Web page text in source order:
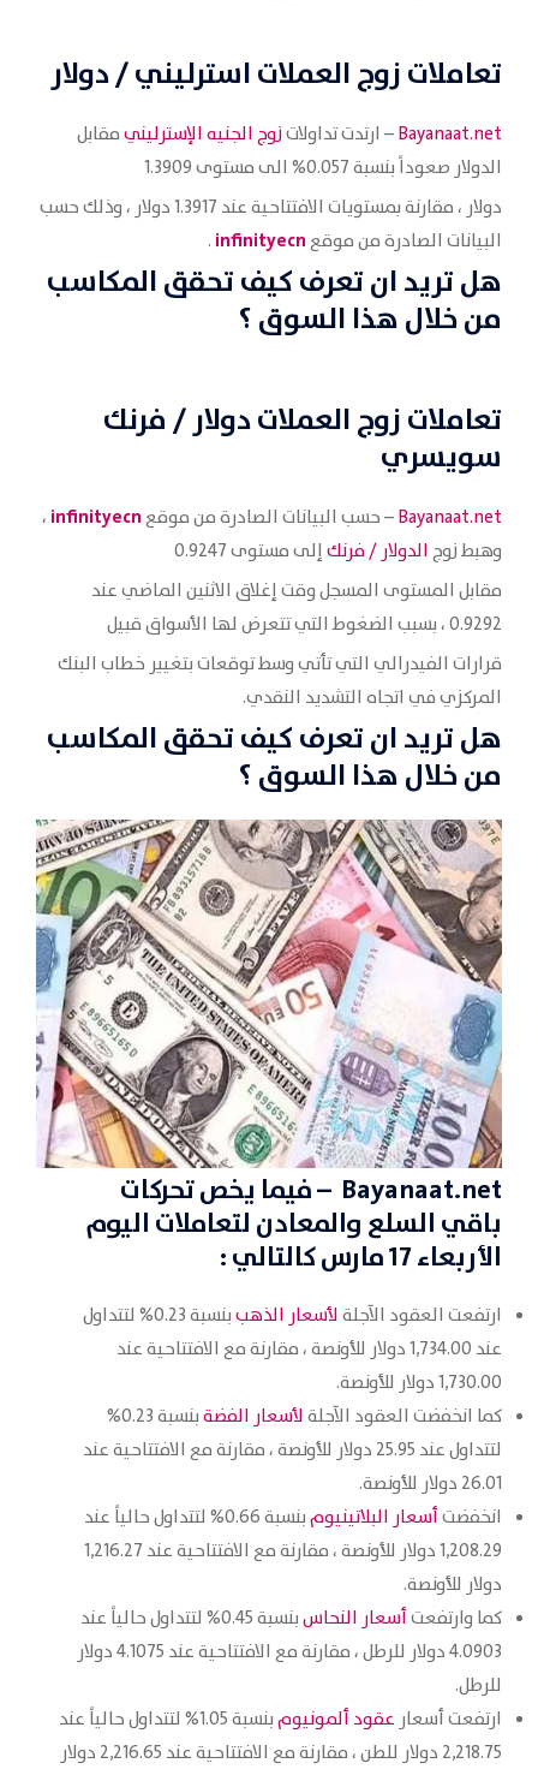
تعاملات زوج العملاتاسترليني / دولار
Bayanaat.net– ارتدت تداولاتزوج الجنيه الإسترلينيمقابل
الدولار صعوداً بنسبة 0.057% الى مستوى 1.3909
دولار ، مقارنة بمستويات الافتتاحية عند 1.3917 دولار ، وذلك حسب
البيانات الصادرة من موقعinfinityecn
.
هل تريد ان تعرف كيف تحقق المكاسب
من خلال هذا السوق ؟
تعاملات زوج العملاتدولار / فرنك
سويسري
Bayanaat.net– حسب البيانات الصادرة من موقعinfinityecn ،
وهبط زوجالدولار / فرنكإلى مستوى 0.9247
مقابل المستوى المسجل وقت إغلاق الاثنين الماضي عند
0.9292 ، بسبب الضغوط التي تتعرض لها الأسواق قبيل
قرارات الفيدرالي التي تأتي وسط توقعات بتغيير خطاب البنك
المركزي في اتجاه التشديد النقدي.
هل تريد ان تعرف كيف تحقق المكاسب
من خلال هذا السوق ؟
Bayanaat.net – فيما يخص تحركات
باقيالسلع والمعادنلتعاملات اليوم
الأربعاء 17 مارس كالتالي :
ارتفعت العقود الآجلةلأسعار الذهب
بنسبة 0.23% لتتداول
عند 1,734.00 دولار للأونصة ، مقارنة مع الافتتاحية عند
1,730.00 دولار للأونصة.
كما انخفضت العقود الآجلةلأسعار الفضة
بنسبة 0.23%
لتتداول عند 25.95 دولار للأونصة ، مقارنة مع الافتتاحية عند
26.01 دولار للأونصة.
انخفضتأسعار البلاتينيوم
بنسبة 0.66% لتتداول حالياً عند
1,208.29 دولار للأونصة ، مقارنة مع الافتتاحية عند 1,216.27
دولار للأونصة.
كما وارتفعتأسعار النحاس
بنسبة 0.45% لتتداول حالياً عند
4.0903 دولار للرطل ، مقارنة مع الافتتاحية عند 4.1075 دولار
للرطل.
ارتفعت أسعار عقود ألمونيوم
بنسبة 1.05% لتتداول حالياً عند
2,218.75 دولار للطن ، مقارنة مع الافتتاحية عند 2,216.65 دولار